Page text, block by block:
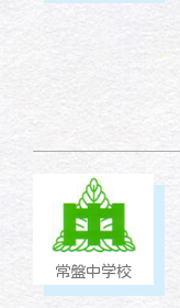
常盤中学校